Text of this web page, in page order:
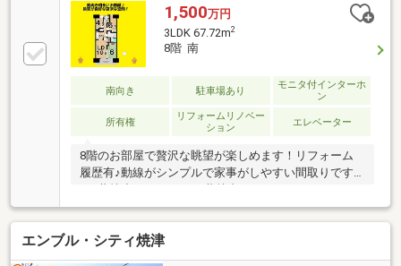
1,500万円
3LDK 67.72m2
8階 南
南向き 駐車場あり
モニタ付インターホ
ン
所有権
リフォームリノベー
ション
エレベーター
8階のお部屋で贅沢な眺望が楽しめます！リフォーム
履歴有♪動線がシンプルで家事がしやすい間取りです
く”するお家選びをしませんか？”あなた”にぴったりな
お家探しのお手伝い☆・物件選びのポイントって
何？・月々のローンは具体的にいくらくらいになる
の？・住宅購入ってどんな準備が必要なの？など、お
エンブル・シティ焼津